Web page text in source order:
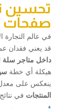
تحسين
صفحات
في عالم التجارة
قد يعني فقدان
داخل متاجر سلة
هيكلة أي خطة
ينعكس على معدل
المنتجات في